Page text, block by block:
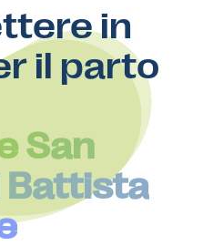
in
il parto
San
Battista